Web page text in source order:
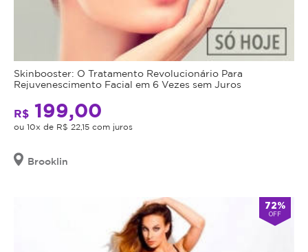
Skinbooster: O Tratamento Revolucionário Para
Rejuvenescimento Facial em 6 Vezes sem Juros
R$ 199,00
ou 10x de R$ 22,15 com juros
Brooklin
72%
OFF